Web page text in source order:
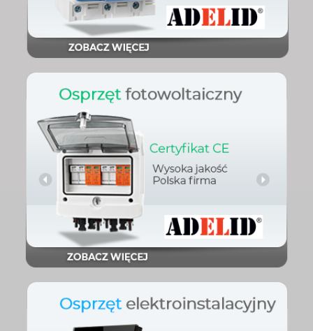
Osprzęt
fotowoltaiczny
Sprawdź